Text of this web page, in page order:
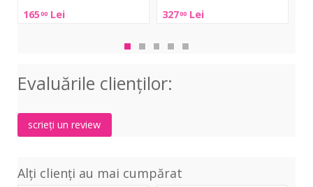
16500 Lei
WSU-
32700 Lei
APH-
Evaluările clienţilor:
scrieți un review
Alți clienți au mai cumpărat